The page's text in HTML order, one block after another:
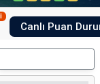
Canlı Puan